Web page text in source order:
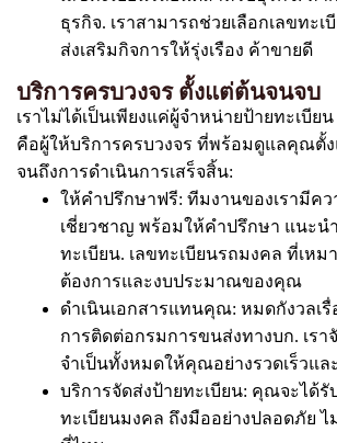
ธุรกิจ. เราสามารถช่วยเลือกเลขทะเ
ส่งเสริมกิจการให้รุ่งเรือง ค้าขายดี
บริการครบวงจร ตั้งแต่ต้นจนจบ
เราไม่ได้เป็นเพียงแค่ผู้จำหน่ายป้ายทะเบียน
คือผู้ให้บริการครบวงจร ที่พร้อมดูแลคุณตั้
จนถึงการดำเนินการเสร็จสิ้น:
ให้คำปรึกษาฟรี: ทีมงานของเรามีค
เชี่ยวชาญ พร้อมให้คำปรึกษา แนะน
ทะเบียน. เลขทะเบียนรถมงคล ที่เห
ต้องการและงบประมาณของคุณ
ดำเนินเอกสารแทนคุณ: หมดกังวลเรื่
การติดต่อกรมการขนส่งทางบก. เรา
จำเป็นทั้งหมดให้คุณอย่างรวดเร็วแล
บริการจัดส่งป้ายทะเบียน: คุณจะได้รั
ทะเบียนมงคล ถึงมืออย่างปลอดภัย